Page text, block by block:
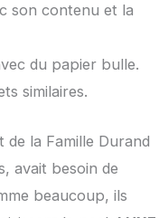
son contenu et la
du papier bulle.
similaires.
de la Famille Durand
avait besoin de
beaucoup, ils